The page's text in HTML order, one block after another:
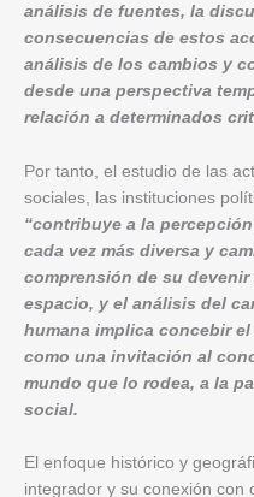
análisis de fuentes, la
consecuencias de estos
análisis de los cambios y
desde una perspectiva
relación a determinados
Por tanto, el estudio de las
sociales, las instituciones
“contribuye a la
cada vez más diversa y
comprensión de su
espacio, y el análisis del
humana implica concebir
como una invitación al
mundo que lo rodea, a la
social.
El enfoque histórico y
integrador y su conexión con